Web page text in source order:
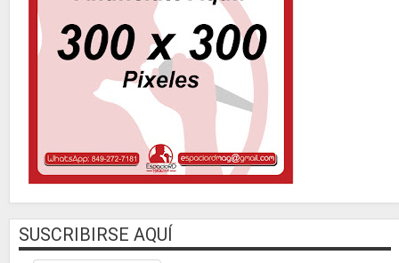
SUSCRIBIRSE AQUÍ